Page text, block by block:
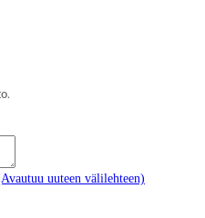
uuteen välilehteen)